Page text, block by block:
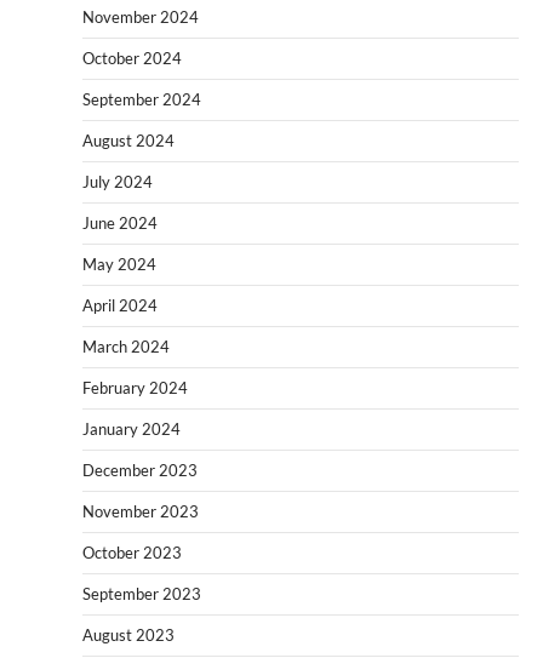
November 2024
October 2024
September 2024
August 2024
July 2024
June 2024
May 2024
April 2024
March 2024
February 2024
January 2024
December 2023
November 2023
October 2023
September 2023
August 2023